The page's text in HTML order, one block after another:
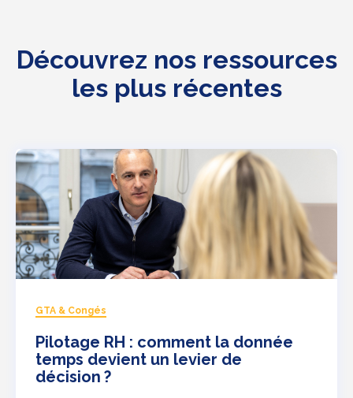
Découvrez nos ressources
les plus récentes
GTA & Congés
Pilotage RH : comment la donnée
temps devient un levier de
décision ?